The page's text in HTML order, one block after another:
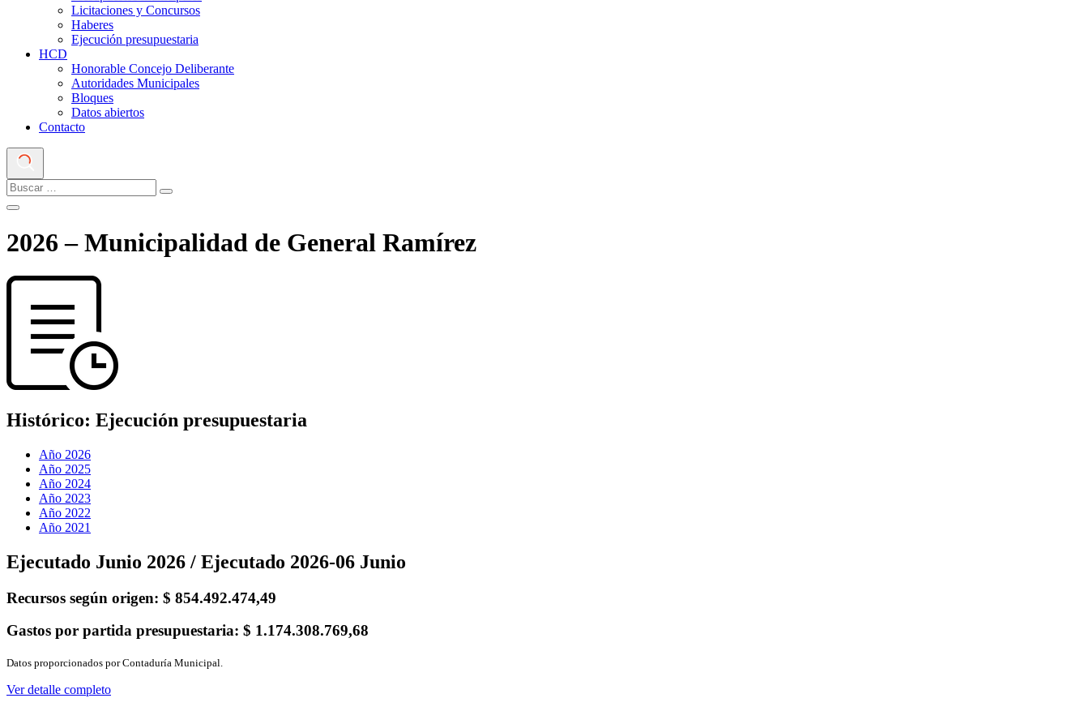
Licitaciones y Concursos
Haberes
Ejecución presupuestaria
HCD
Honorable Concejo Deliberante
Autoridades Municipales
Bloques
Datos abiertos
Contacto
2026 – Municipalidad de General Ramírez
Histórico: Ejecución presupuestaria
Año 2026
Año 2025
Año 2024
Año 2023
Año 2022
Año 2021
Ejecutado Junio 2026 / Ejecutado 2026-06 Junio
Recursos según origen: $ 854.492.474,49
Gastos por partida presupuestaria: $ 1.174.308.769,68
Datos proporcionados por Contaduría Municipal.
Ver detalle completo